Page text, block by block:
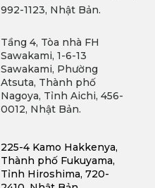
992-1123, Nhật Bản.
Tầng 4, Tòa nhà FH
Sawakami, 1-6-13
Sawakami, Phường
Atsuta, Thành phố
Nagoya, Tỉnh Aichi, 456-
0012, Nhật Bản.
225-4 Kamo Hakkenya,
Thành phố Fukuyama,
Tỉnh Hiroshima, 720-